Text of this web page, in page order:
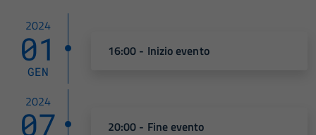
2024
01
GEN
16:00 - Inizio evento
2024
07 20:00 - Fine evento